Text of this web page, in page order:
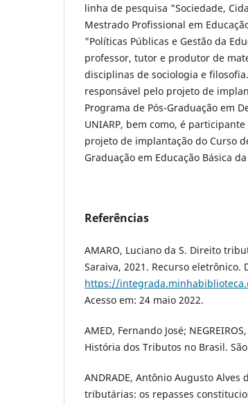
linha de pesquisa "Sociedade,
Mestrado Profissional em
"Políticas Públicas e Gestão da
professor, tutor e produtor de
disciplinas de sociologia e
responsável pelo projeto de
Programa de Pós-Graduação em
UNIARP, bem como, é
projeto de implantação do Curso
Graduação em Educação Básica da
Referências
AMARO, Luciano da S. Direito
Saraiva, 2021. Recurso eletrônico.
https://
Acesso em: 24 maio 2022.
AMED, Fernando José;
História dos Tributos no Brasil. São
ANDRADE, Antônio Augusto
tributárias: os repasses